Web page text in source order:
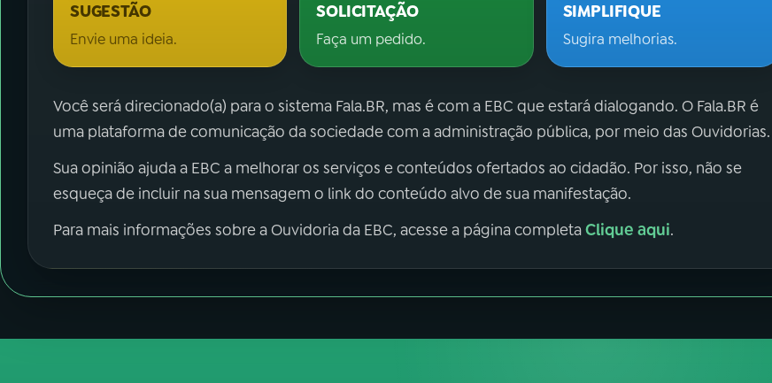
SUGESTÃO
Envie uma ideia.
SOLICITAÇÃO
Faça um pedido.
SIMPLIFIQUE
Sugira melhorias.
Você será direcionado(a) para o sistema Fala.BR, mas é com a EBC que estará dialogando. O Fala.BR é
uma plataforma de comunicação da sociedade com a administração pública, por meio das Ouvidorias.
Sua opinião ajuda a EBC a melhorar os serviços e conteúdos ofertados ao cidadão. Por isso, não se
esqueça de incluir na sua mensagem o link do conteúdo alvo de sua manifestação.
Para mais informações sobre a Ouvidoria da EBC, acesse a página completaClique aqui.